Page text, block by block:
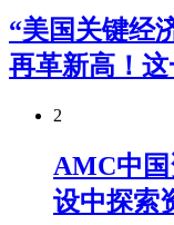
“美国关键经
再革新高！
2
AMC中
设中探索